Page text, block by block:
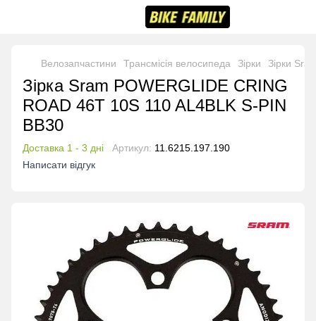
Велозапчастини Трансмісія велосипеда Зірки Зірки
Зірка Sram POWERGLIDE CRING
ROAD 46T 10S 110 AL4BLK S-PIN
BB30
Доставка 1 - 3 дні Артикул: 11.6215.197.190
Написати відгук